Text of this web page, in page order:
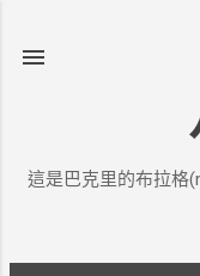
這是巴克里的布拉格